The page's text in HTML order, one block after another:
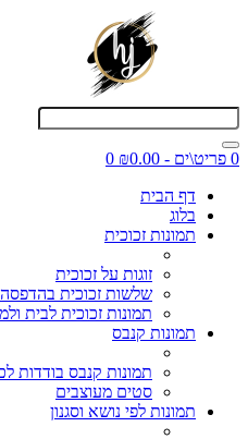
0 פריט\ים - ₪0.00
0
דף הבית
בלוג
תמונות זכוכית
זוגות על זכוכית
שלשות זכוכית
תמונות זכוכית לבית
תמונות קנבס
תמונות קנבס בודדות
סטים מעוצבים
תמונות לפי נושא וסגנון